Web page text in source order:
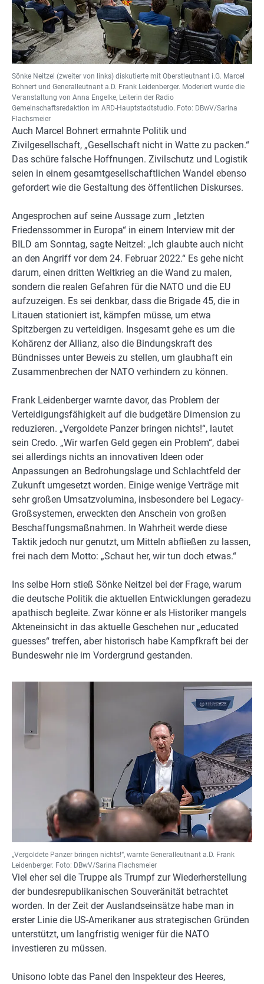
Sönke Neitzel (zweiter von links) diskutierte mit Oberstleutnant i.G. Marcel
Bohnert und Generalleutnant a.D. Frank Leidenberger. Moderiert wurde die
Veranstaltung von Anna Engelke, Leiterin der Radio
Gemeinschaftsredaktion im ARD-Hauptstadtstudio. Foto: DBwV/Sarina
Flachsmeier
Auch Marcel Bohnert ermahnte Politik und
Zivilgesellschaft, „Gesellschaft nicht in Watte zu packen.“
Das schüre falsche Hoffnungen. Zivilschutz und Logistik
seien in einem gesamtgesellschaftlichen Wandel ebenso
gefordert wie die Gestaltung des öffentlichen Diskurses.
Angesprochen auf seine Aussage zum „letzten
Friedenssommer in Europa“ in einem Interview mit der
BILD am Sonntag, sagte Neitzel: „Ich glaubte auch nicht
an den Angriff vor dem 24. Februar 2022.“ Es gehe nicht
darum, einen dritten Weltkrieg an die Wand zu malen,
sondern die realen Gefahren für die NATO und die EU
aufzuzeigen. Es sei denkbar, dass die Brigade 45, die in
Litauen stationiert ist, kämpfen müsse, um etwa
Spitzbergen zu verteidigen. Insgesamt gehe es um die
Kohärenz der Allianz, also die Bindungskraft des
Bündnisses unter Beweis zu stellen, um glaubhaft ein
Zusammenbrechen der NATO verhindern zu können.
Frank Leidenberger warnte davor, das Problem der
Verteidigungsfähigkeit auf die budgetäre Dimension zu
reduzieren. „Vergoldete Panzer bringen nichts!“, lautet
sein Credo. „Wir warfen Geld gegen ein Problem“, dabei
sei allerdings nichts an innovativen Ideen oder
Anpassungen an Bedrohungslage und Schlachtfeld der
Zukunft umgesetzt worden. Einige wenige Verträge mit
sehr großen Umsatzvolumina, insbesondere bei Legacy-
Großsystemen, erweckten den Anschein von großen
Beschaffungsmaßnahmen. In Wahrheit werde diese
Taktik jedoch nur genutzt, um Mitteln abfließen zu lassen,
frei nach dem Motto: „Schaut her, wir tun doch etwas.“
Ins selbe Horn stieß Sönke Neitzel bei der Frage, warum
die deutsche Politik die aktuellen Entwicklungen geradezu
apathisch begleite. Zwar könne er als Historiker mangels
Akteneinsicht in das aktuelle Geschehen nur „educated
guesses“ treffen, aber historisch habe Kampfkraft bei der
Bundeswehr nie im Vordergrund gestanden.
„Vergoldete Panzer bringen nichts!“, warnte Generalleutnant a.D. Frank
Leidenberger. Foto: DBwV/Sarina Flachsmeier
Viel eher sei die Truppe als Trumpf zur Wiederherstellung
der bundesrepublikanischen Souveränität betrachtet
worden. In der Zeit der Auslandseinsätze habe man in
erster Linie die US-Amerikaner aus strategischen Gründen
unterstützt, um langfristig weniger für die NATO
investieren zu müssen.
Unisono lobte das Panel den Inspekteur des Heeres,